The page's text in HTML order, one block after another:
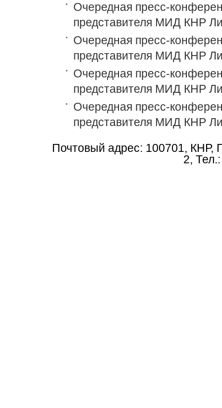
Очередная пресс-
представителя МИД КНР
Очередная пресс-
представителя МИД КНР
Очередная пресс-
представителя МИД КНР
Очередная пресс-
представителя МИД КНР
Почтовый адрес: 100701, КНР,
2,